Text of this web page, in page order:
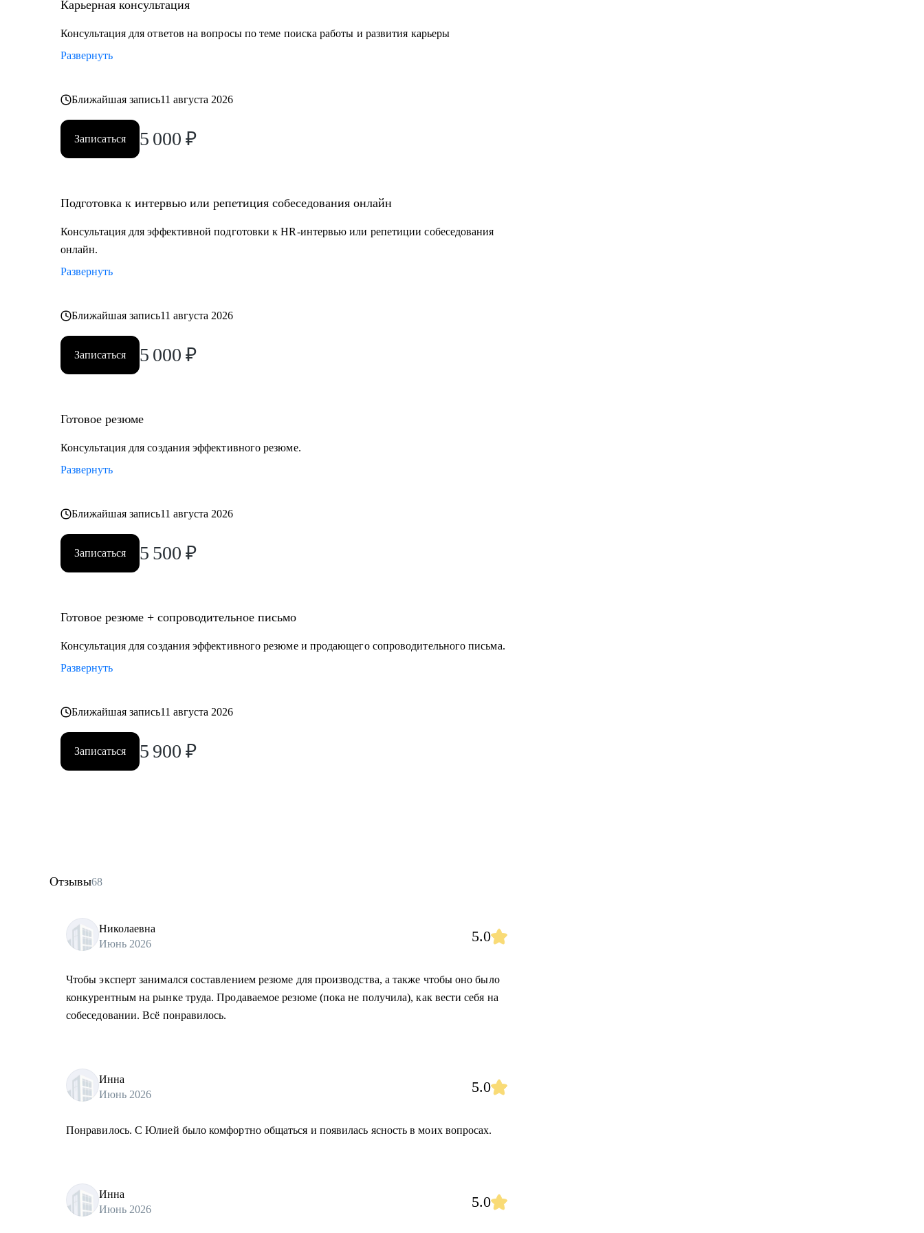
секретариат, сметно-договорная работа)
• Производственно-технический блок, строительство
Карьерная консультация
Консультация для ответов на вопросы по теме поиска работы и развития карьеры
Развернуть
Ближайшая запись11 августа 2026
Записаться 5 000 ₽
Подготовка к интервью или репетиция собеседования онлайн
Консультация для эффективной подготовки к HR-интервью или репетиции собеседования
онлайн.
Развернуть
Ближайшая запись11 августа 2026
Записаться 5 000 ₽
Готовое резюме
Консультация для создания эффективного резюме.
Развернуть
Ближайшая запись11 августа 2026
Записаться 5 500 ₽
Готовое резюме + сопроводительное письмо
Консультация для создания эффективного резюме и продающего сопроводительного письма.
Развернуть
Ближайшая запись11 августа 2026
Записаться 5 900 ₽
Отзывы68
Николаевна
Июнь 2026
5.0
Чтобы эксперт занимался составлением резюме для производства, а также чтобы оно было
конкурентным на рынке труда. Продаваемое резюме (пока не получила), как вести себя на
собеседовании. Всё понравилось.
Инна
Июнь 2026
5.0
Понравилось. С Юлией было комфортно общаться и появилась ясность в моих вопросах.
Инна
Июнь 2026
5.0